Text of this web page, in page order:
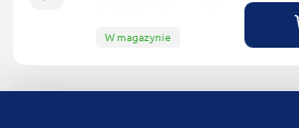
W magazynie